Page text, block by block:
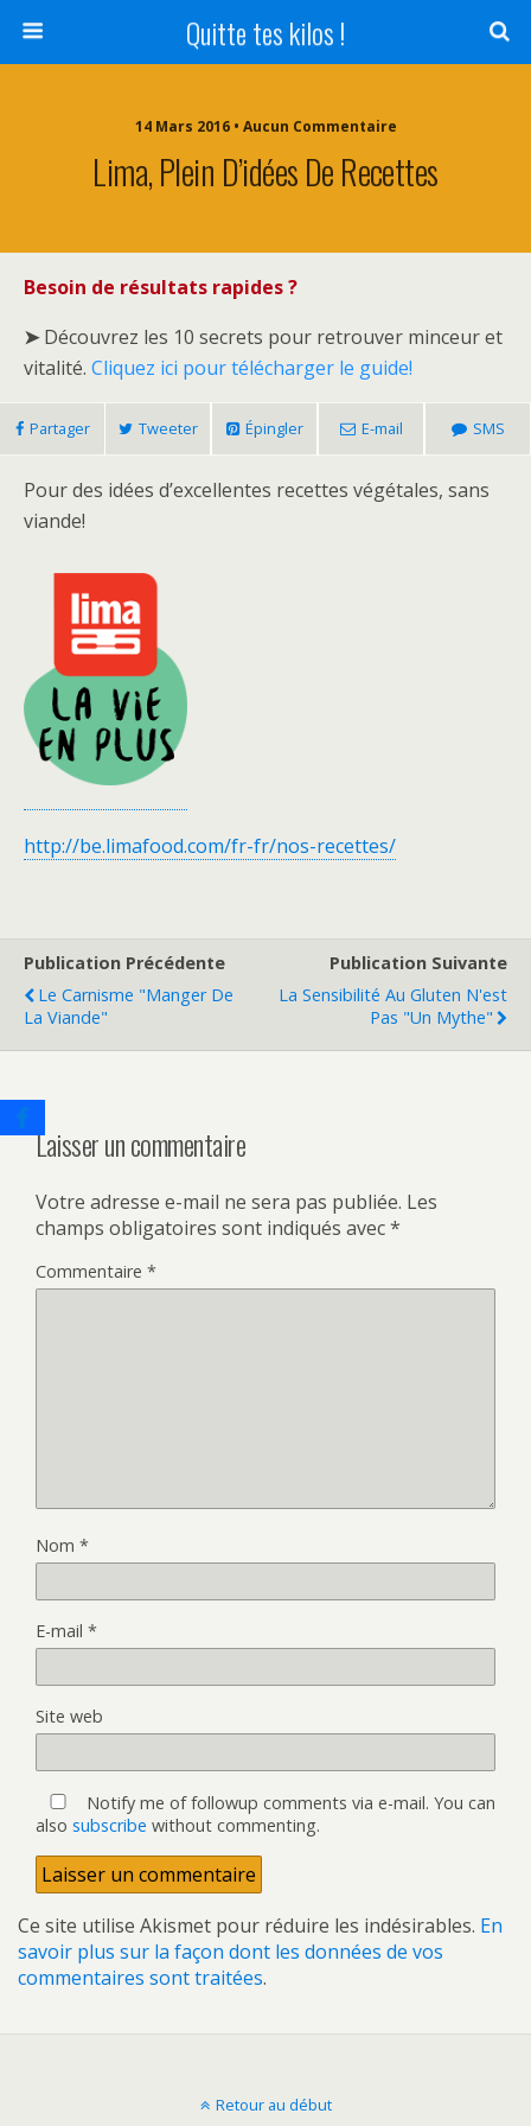
Quitte tes kilos !
14 Mars 2016 • Aucun Commentaire
Lima, Plein D’idées De Recettes
Besoin de résultats rapides ?
➤Découvrez les 10 secrets pour retrouver minceur et
vitalité. Cliquez ici pour télécharger le guide!
Partager Tweeter Épingler E-mail SMS
Pour des idées d’excellentes recettes végétales, sans
viande!
http://be.limafood.com/fr-fr/nos-recettes/
Publication Précédente
Le Carnisme "manger De
La Viande"
Publication Suivante
La Sensibilité Au Gluten N'est
Pas "un Mythe"
Laisser un commentaire
Votre adresse e-mail ne sera pas publiée. Les
champs obligatoires sont indiqués avec*
Commentaire *
Nom *
E-mail *
Site web
Notify me of followup comments via e-mail. You can
also subscribe without commenting.
Ce site utilise Akismet pour réduire les indésirables. En
savoir plus sur la façon dont les données de vos
commentaires sont traitées.
Retour au début